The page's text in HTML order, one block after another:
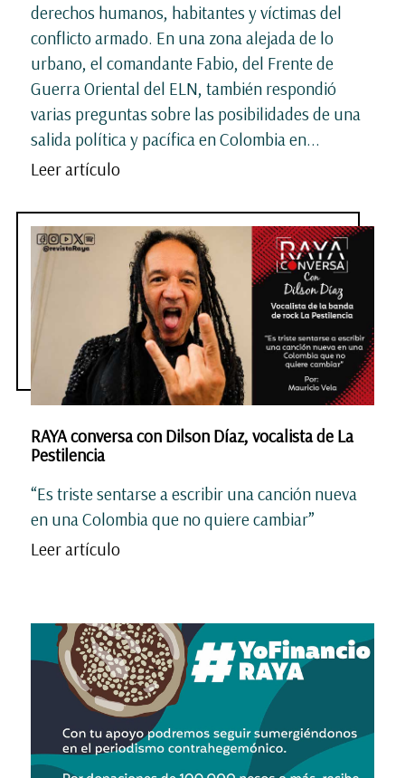
derechos humanos, habitantes y víctimas del
conflicto armado. En una zona alejada de lo
urbano, el comandante Fabio, del Frente de
Guerra Oriental del ELN, también respondió
varias preguntas sobre las posibilidades de una
salida política y pacífica en Colombia en...
Leer artículo
RAYA conversa con Dilson Díaz, vocalista de La
Pestilencia
“Es triste sentarse a escribir una canción nueva
en una Colombia que no quiere cambiar”
Leer artículo